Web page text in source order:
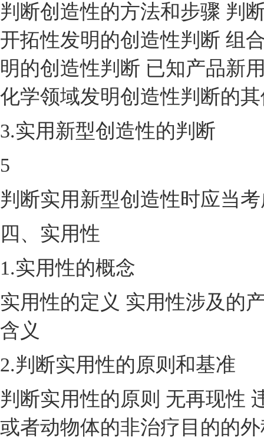
判断创造性的方法和步骤 判
开拓性发明的创造性判断 组
明的创造性判断 已知产品新
化学领域发明创造性判断的
3.实用新型创造性的判断
5
判断实用新型创造性时应当
四、实用性
1.实用性的概念
实用性的定义 实用性涉及的
含义
2.判断实用性的原则和基准
判断实用性的原则 无再现性
或者动物体的非治疗目的的